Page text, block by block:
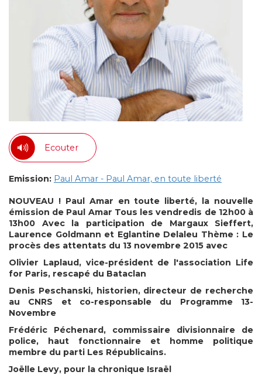
Ecouter
Emission: Paul Amar - Paul Amar, en toute liberté
NOUVEAU ! Paul Amar en toute liberté, la nouvelle
émission de Paul Amar Tous les vendredis de 12h00 à
13h00
Avec la participation de Margaux Sieffert,
Laurence Goldmann et Eglantine Delaleu Thème : Le
procès des attentats du 13 novembre 2015 avec
Olivier Laplaud, vice-président de l'association Life
for Paris, rescapé du Bataclan
Denis Peschanski, historien, directeur de recherche
au CNRS et co-responsable du Programme 13-
Novembre
Frédéric Péchenard, commissaire divisionnaire de
police, haut fonctionnaire et homme politique
membre du parti Les Républicains.
Joëlle Levy, pour la chronique Israël